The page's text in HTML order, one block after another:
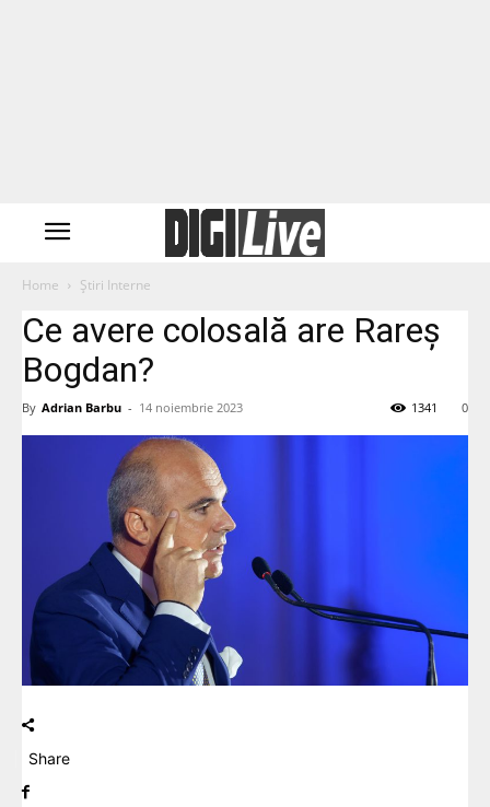
Home Știri Interne
Ce avere colosală are Rareș
Bogdan?
By Adrian Barbu - 14 noiembrie 2023 0
1341
Share